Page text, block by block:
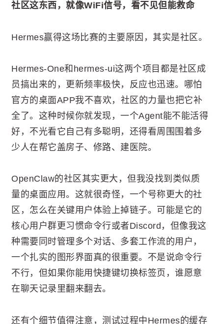
社区这东西，就像WiFi信号，看不见但能救命
Hermes赢得这场比赛的主要原因，其实是社区。
Hermes-One和hermes-ui这两个项目都是社区成
员搞出来的，更新频率极快，反应也迅速。哪怕
官方的桌面APP我不喜欢，社区的力量也把它补
全了。这种时候你就发现，一个Agent能不能活得
好，不光看它自己有多聪明，还得看周围围着多
少人在帮它盖房子、修路、建医院。
OpenClaw的社区其实更大，但我没找到类似质
量的桌面应用。这就很奇怪，一个号称更大的社
区，怎么在关键用户体验上掉链子。可能是它的
核心用户群更习惯命令行或者Discord，但像我这
种需要同时管理多个对话、多套工作流的用户，
一个扎实的图形界面真的很重要。不是说命令行
不行，但如果你能用快捷键切换标签页，谁愿意
在聊天记录里翻来翻去。
还有个细节值得注意，测试过程中Hermes的缓存